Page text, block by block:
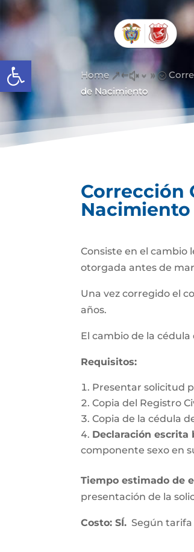
Abrir barra de herramientas
Home &#x39;
de Nacimiento
Corrección
Nacimiento
Consiste en el cambio
otorgada antes de
Una vez corregido el
años.
El cambio de la
Requisitos:
Presentar solicitud
Copia del Registro
Copia de la cédula
Declaración escrita
componente sexo en
Tiempo estimado de
presentación de la
Costo: SÍ. Según